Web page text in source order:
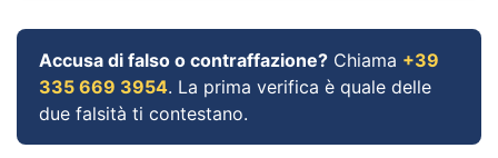
Accusa di falso o contraffazione? Chiama +39
335 669 3954. La prima verifica è quale delle
due falsità ti contestano.